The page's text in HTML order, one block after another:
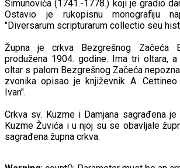
Šimunovića (1741.-1778.) koji je gradio
Ostavio je rukopisnu monografiju
"Diversarum scripturarum collectio seu
Župna je crkva Bezgrešnog Začeća
produžena 1904. godine. Ima tri oltara,
oltar s palom Bezgrešnog Začeća
zvonika opisao je književnik A.
Ivan".
Crkva sv. Kuzme i Damjana sagrađena
Kuzme Žuvića i u njoj su se obavljale
sagrađena župna crkva.